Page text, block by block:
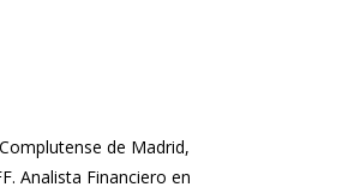
de Madrid,
Analista Financiero en